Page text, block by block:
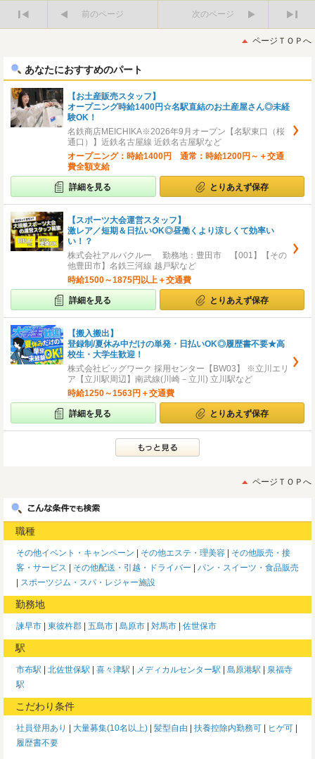
前のページ
次のページ
後
ページＴＯＰへ
あなたにおすすめのパート
【お土産販売スタッフ】
オープニング時給1400円☆名駅直結のお土産屋さん◎未経
験OK！
名鉄商店MEICHIKA※2026年9月オープン【名駅東口（桜
通口）】近鉄名古屋線 近鉄名古屋駅など
オープニング：時給1400円 通常：時給1200円～＋交通
費全額支給
詳細を見る とりあえず保存
【スポーツ大会運営スタッフ】
激レア／短期＆日払いOK◎昼働くより涼しくて効率い
い！？
株式会社アルバクルー 勤務地：豊田市 【001】【その
他豊田市】名鉄三河線 越戸駅など
時給1500～1875円以上＋交通費
詳細を見る とりあえず保存
【搬入搬出】
登録制/夏休み中だけの単発・日払いOK◎履歴書不要★高
校生・大学生歓迎！
株式会社ビッグワーク 採用センター【BW03】 ※立川エリ
ア【立川駅周辺】南武線(川崎－立川) 立川駅など
時給1250～1563円＋交通費
詳細を見る とりあえず保存
ページＴＯＰへ
職種
その他イベント・キャンペーン その他エステ・理美容
その他販売・接
客・サービス
その他配送・引越・ドライバー
パン・スイーツ・食品販売
スポーツジム・スパ・レジャー施設
勤務地
諫早市 東彼杵郡 五島市 島原市 対馬市 佐世保市
駅
市布駅 北佐世保駅 喜々津駅 メディカルセンター駅 島原港駅
泉福寺
駅
こだわり条件
社員登用あり 大量募集(10名以上) 髪型自由 扶養控除内勤務可
ヒゲ可
履歴書不要